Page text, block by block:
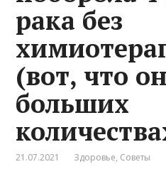
рака без
(вот, что
больших
21.07.2021 Здоровье, Советы